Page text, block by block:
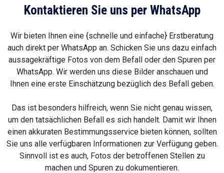
Kontaktieren Sie uns per WhatsApp
Wir bieten Ihnen eine {schnelle und einfache} Erstberatung
auch direkt per WhatsApp an. Schicken Sie uns dazu einfach
aussagekräftige Fotos von dem Befall oder den Spuren per
WhatsApp. Wir werden uns diese Bilder anschauen und
Ihnen eine erste Einschätzung bezüglich des Befall geben.
Das ist besonders hilfreich, wenn Sie nicht genau wissen,
um den tatsächlichen Befall es sich handelt. Damit wir Ihnen
einen akkuraten Bestimmungsservice bieten können, sollten
Sie uns alle verfügbaren Informationen zur Verfügung geben.
Sinnvoll ist es auch, Fotos der betroffenen Stellen zu
machen und Spuren zu dokumentieren.